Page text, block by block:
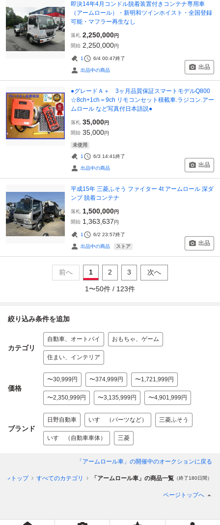
即決14年4月コンドル脱着装置付きコンテナ専用車
（アームロール）・新明和ツインホイスト・全国登録
可能・マフラー再生なし
落札 2,250,000円
開始 2,250,000円
1 6/4 00:47終了
出品中の商品 出品
●グレードＡ＋ 3ヶ月品質保証スマートモデルQ800
☆8ch+1ch＝9ch リモコンセット積載車.ラジコン.アー
ムロール など写真付日本語説●
落札 35,000円
開始 35,000円
未使用
1 6/3 14:41終了
出品中の商品 出品
平成15年 三菱ふそう ファイター 4t アームロール 深ダ
ンプ 脱着コンテナ
落札 1,500,000円
開始 1,363,637円
1 6/2 23:57終了
出品中の商品 ストア 出品
前へ 1 2 3 次へ
1 〜50件 / 123件
絞り込み条件を追加
カテゴリ
自動車、オートバイ おもちゃ、ゲーム
住まい、インテリア
価格
〜30,999円 〜374,999円 〜1,721,999円
〜2,350,999円 〜3,135,999円 〜4,901,999円
ブランド
日野自動車 いすゞ（パーツなど） 三菱ふそう
いすゞ（自動車車体） 三菱
「アームロール車」 の開催中のオークションに戻る
ントップ すべてのカテゴリ 「アームロール車」の商品一覧 （終了180日間）
ページトップへ